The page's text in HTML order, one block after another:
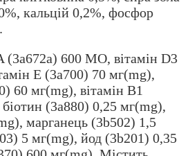
кальцій 0,2%, фосфор
(3a672a) 600 МО, вітамін D3
E (3a700) 70 мг(mg),
60 мг(mg), вітамін B1
(3a880) 0,25 мг(mg),
марганець (3b502) 1,5
5 мг(mg), йод (3b201) 0,35